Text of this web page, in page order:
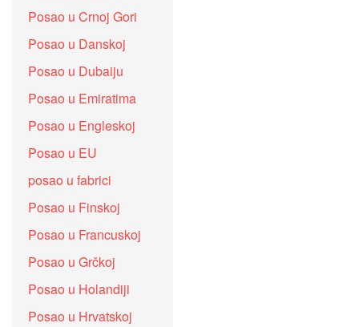
Posao u Crnoj Gori
Posao u Danskoj
Posao u Dubaiju
Posao u Emiratima
Posao u Engleskoj
Posao u EU
posao u fabrici
Posao u Finskoj
Posao u Francuskoj
Posao u Grčkoj
Posao u Holandiji
Posao u Hrvatskoj